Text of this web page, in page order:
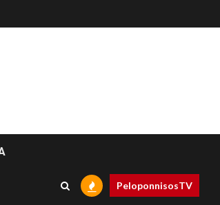
PeloponnisosTV